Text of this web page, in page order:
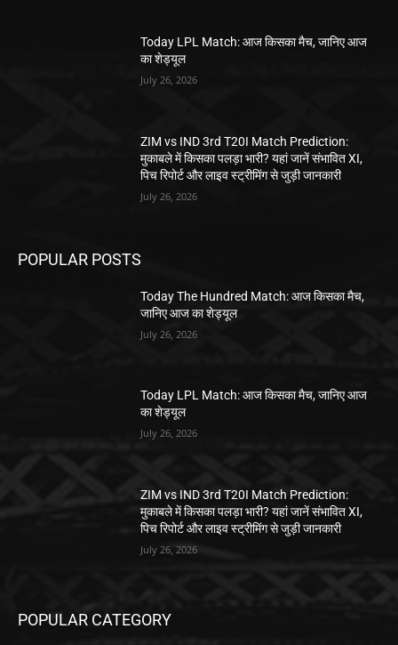
Today LPL Match: आज किसका मैच, जानिए आज
का शेड्यूल
July 26, 2026
ZIM vs IND 3rd T20I Match Prediction:
मुकाबले में किसका पलड़ा भारी? यहां जानें संभावित XI,
पिच रिपोर्ट और लाइव स्ट्रीमिंग से जुड़ी जानकारी
July 26, 2026
POPULAR POSTS
Today The Hundred Match: आज किसका मैच,
जानिए आज का शेड्यूल
July 26, 2026
Today LPL Match: आज किसका मैच, जानिए आज
का शेड्यूल
July 26, 2026
ZIM vs IND 3rd T20I Match Prediction:
मुकाबले में किसका पलड़ा भारी? यहां जानें संभावित XI,
पिच रिपोर्ट और लाइव स्ट्रीमिंग से जुड़ी जानकारी
July 26, 2026
POPULAR CATEGORY